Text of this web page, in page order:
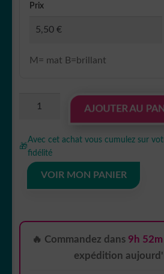
Prix
M= mat B=brillant
Autocollant
mousqueton
montagne
MT2117
AJOUTER AU
🎁
Avec cet achat vous cumulez sur
fidélité
VOIR MON PANIER
🔥 Commandez dans 9h
expédition